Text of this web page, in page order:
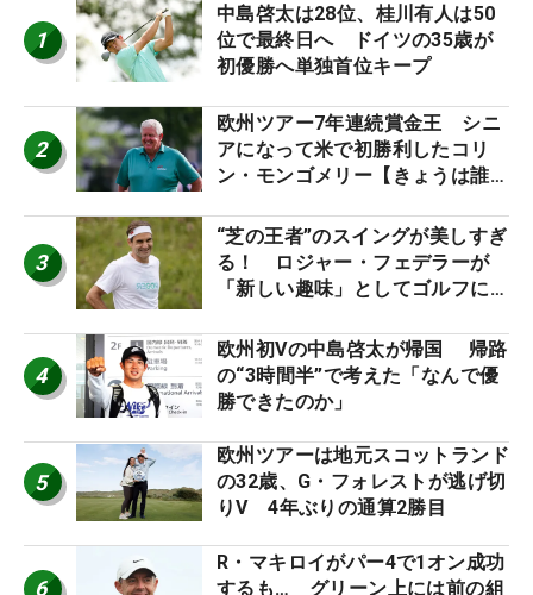
1
中島啓太は28位、桂川有人は50
位で最終日へ ドイツの35歳が
初優勝へ単独首位キープ
2
欧州ツアー7年連続賞金王 シニ
アになって米で初勝利したコリ
ン・モンゴメリー【きょうは誰の
3
“芝の王者”のスイングが美しすぎ
る！ ロジャー・フェデラーが
「新しい趣味」としてゴルフに挑
4
欧州初Vの中島啓太が帰国 帰路
の“3時間半”で考えた「なんで優
勝できたのか」
5
欧州ツアーは地元スコットランド
の32歳、G・フォレストが逃げ切
りV 4年ぶりの通算2勝目
6
R・マキロイがパー4で1オン成功
するも… グリーン上には前の組